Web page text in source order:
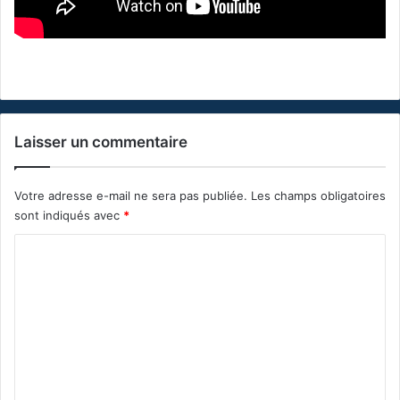
Laisser un commentaire
Votre adresse e-mail ne sera pas publiée. Les champs obligatoires
sont indiqués avec *